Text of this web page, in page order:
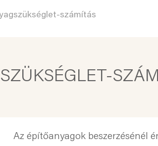
számítás
Az építőanyagok beszerzésénél